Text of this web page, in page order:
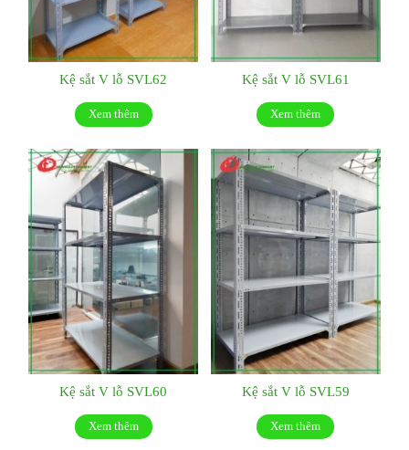
Kệ sắt V lỗ SVL62
Xem thêm
Kệ sắt V lỗ SVL61
Xem thêm
Kệ sắt V lỗ SVL60
Xem thêm
Kệ sắt V lỗ SVL59
Xem thêm